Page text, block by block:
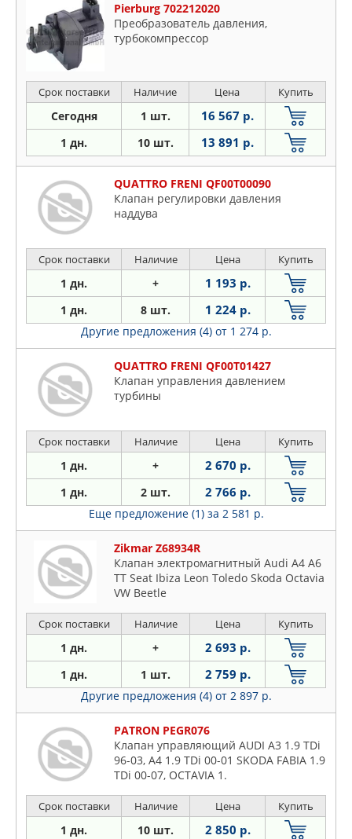
Pierburg 702212020
Преобразователь давления,
турбокомпрессор
Срок поставки Наличие Цена Купить
Сегодня 1 шт. 16 567 р.
1 дн. 10 шт. 13 891 р.
QUATTRO FRENI QF00T00090
Клапан регулировки давления
наддува
Срок поставки Наличие Цена Купить
1 дн. + 1 193 р.
1 дн. 8 шт. 1 224 р.
Другие предложения (4) от 1 274 р.
QUATTRO FRENI QF00T01427
Клапан управления давлением
турбины
Срок поставки Наличие Цена Купить
1 дн. + 2 670 р.
1 дн. 2 шт. 2 766 р.
Еще предложение (1) за 2 581 р.
Zikmar Z68934R
Клапан электромагнитный Audi A4 A6
TT Seat Ibiza Leon Toledo Skoda Octavia
VW Beetle
Срок поставки Наличие Цена Купить
1 дн. + 2 693 р.
1 дн. 1 шт. 2 759 р.
Другие предложения (4) от 2 897 р.
PATRON PEGR076
Клапан управляющий AUDI A3 1.9 TDi
96-03, A4 1.9 TDi 00-01 SKODA FABIA 1.9
TDi 00-07, OCTAVIA 1.
Срок поставки Наличие Цена Купить
1 дн. 10 шт. 2 850 р.